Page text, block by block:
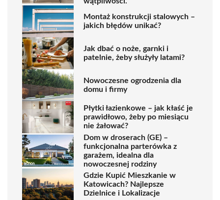
Montaż konstrukcji stalowych –
jakich błędów unikać?
Jak dbać o noże, garnki i
patelnie, żeby służyły latami?
​Nowoczesne ogrodzenia dla
domu i firmy
Płytki łazienkowe – jak kłaść je
prawidłowo, żeby po miesiącu
nie żałować?
Dom w droserach (GE) –
funkcjonalna parterówka z
garażem, idealna dla
nowoczesnej rodziny
Gdzie Kupić Mieszkanie w
Katowicach? Najlepsze
Dzielnice i Lokalizacje